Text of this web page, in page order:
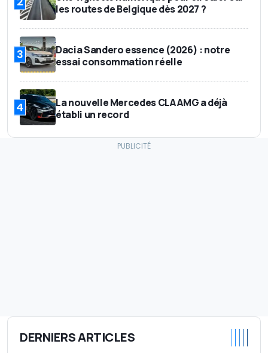
les routes de Belgique dès 2027 ?
3
Dacia Sandero essence (2026) : notre
essai consommation réelle
4
La nouvelle Mercedes CLA AMG a déjà
établi un record
DERNIERS ARTICLES